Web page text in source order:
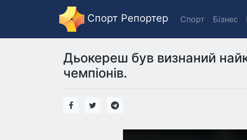
Спорт Репортер Спорт Бізнес
Дьокереш був визнаний
чемпіонів.